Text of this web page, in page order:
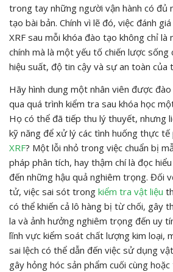
trong tay những người vận hành có đủ
tạo bài bản. Chính vì lẽ đó, việc đánh
XRF sau mỗi khóa đào tạo không chỉ
chính mà là một yếu tố chiến lược sống
hiệu suất, độ tin cậy và sự an toàn của
Hãy hình dung một nhân viên được
qua quá trình kiểm tra sau khóa học
Họ có thể đã tiếp thu lý thuyết, nhưng
kỹ năng để xử lý các tình huống thực
XRF? Một lỗi nhỏ trong việc chuẩn bị
pháp phân tích, hay thậm chí là đọc
đến những hậu quả nghiêm trọng. Đối
tử, việc sai sót trong kiểm tra vật liệu
có thể khiến cả lô hàng bị từ chối, gây
la và ảnh hưởng nghiêm trọng đến uy
lĩnh vực kiểm soát chất lượng kim loại,
sai lệch có thể dẫn đến việc sử dụng
gây hỏng hóc sản phẩm cuối cùng